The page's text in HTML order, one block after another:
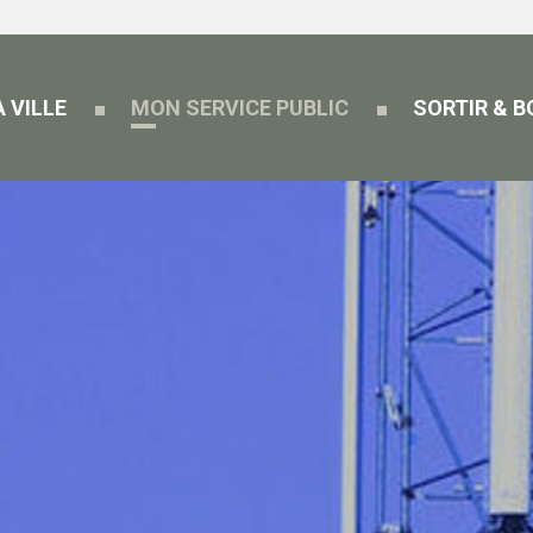
VILLE MON SERVICE PUBLIC SORTIR &